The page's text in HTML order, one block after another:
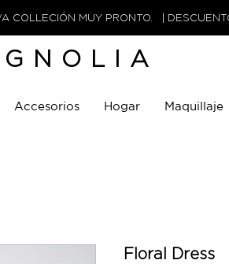
COLLECIÓN MUY PRONTO. |
Accesorios Hogar Maquillaje
Floral Dress